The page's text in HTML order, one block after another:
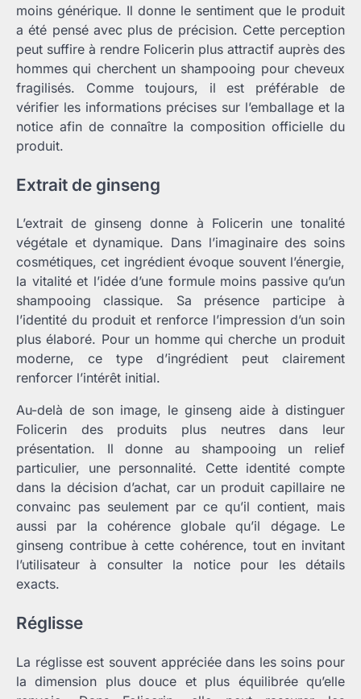
moins générique. Il donne le sentiment que le produit
a été pensé avec plus de précision. Cette perception
peut suffire à rendre Folicerin plus attractif auprès des
hommes qui cherchent un shampooing pour cheveux
fragilisés. Comme toujours, il est préférable de
vérifier les informations précises sur l’emballage et la
notice afin de connaître la composition officielle du
produit.
Extrait de ginseng
L’extrait de ginseng donne à Folicerin une tonalité
végétale et dynamique. Dans l’imaginaire des soins
cosmétiques, cet ingrédient évoque souvent l’énergie,
la vitalité et l’idée d’une formule moins passive qu’un
shampooing classique. Sa présence participe à
l’identité du produit et renforce l’impression d’un soin
plus élaboré. Pour un homme qui cherche un produit
moderne, ce type d’ingrédient peut clairement
renforcer l’intérêt initial.
Au-delà de son image, le ginseng aide à distinguer
Folicerin des produits plus neutres dans leur
présentation. Il donne au shampooing un relief
particulier, une personnalité. Cette identité compte
dans la décision d’achat, car un produit capillaire ne
convainc pas seulement par ce qu’il contient, mais
aussi par la cohérence globale qu’il dégage. Le
ginseng contribue à cette cohérence, tout en invitant
l’utilisateur à consulter la notice pour les détails
exacts.
Réglisse
La réglisse est souvent appréciée dans les soins pour
la dimension plus douce et plus équilibrée qu’elle